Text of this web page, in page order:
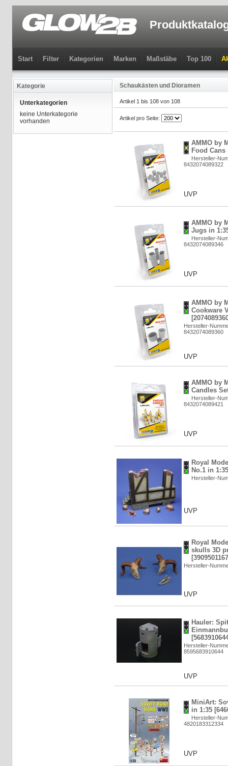
Start Filter Kategorien Marken Maßstäbe Top 100
Kategorie
Unterkategorien
keine Unterkategorie
vorhanden
Schaukästen und Dioramen
Artikel 1 bis 108 von 108
Artikel pro Seite:
AMMO by
Food Cans
Hersteller-
8432074089322
UVP
AMMO by
Jugs in
Hersteller-
8432074089346
UVP
AMMO by
Cookware
Hersteller-
8432074089360
UVP
AMMO by
Candles
Hersteller-
8432074089421
UVP
Royal
No.1 in
Hersteller-
UVP
Royal
skulls 3D
Hersteller-
UVP
Hauler:
Hersteller-
8595683910644
UVP
MiniArt:
in 1:35
Hersteller-
4820183312334
UVP